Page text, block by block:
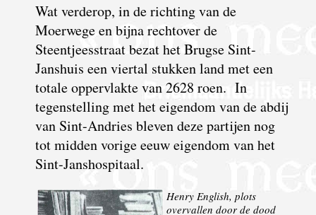
Wat verderop, in de richting van de
Moerwege en bijna rechtover de
Steentjeesstraat bezat het Brugse Sint-
Janshuis een viertal stukken land met een
totale oppervlakte van 2628 roen. In
tegenstelling met het eigendom van de abdij
van Sint-Andries bleven deze partijen nog
tot midden vorige eeuw eigendom van het
Sint-Janshospitaal.
Henry English, plots
overvallen door de dood